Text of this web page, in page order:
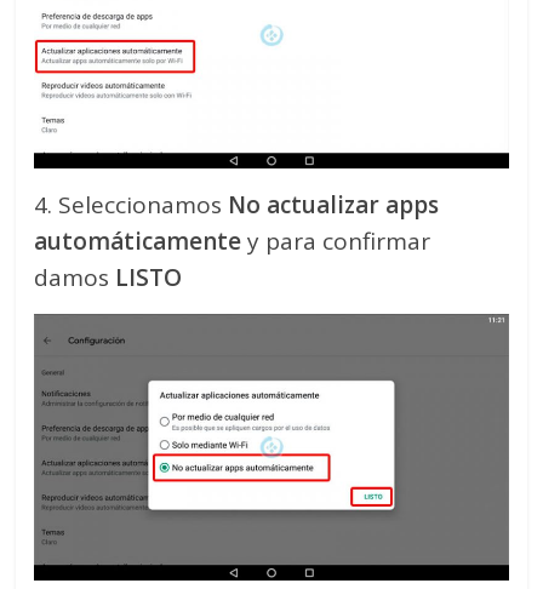
4. Seleccionamos No actualizar apps
automáticamentey para confirmar
damos LISTO